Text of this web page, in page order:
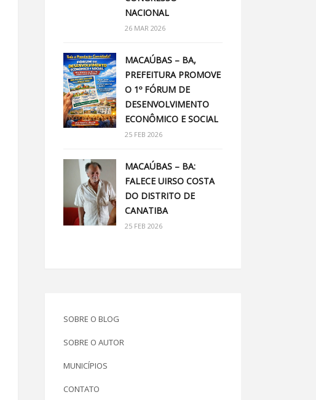
NACIONAL
26 MAR 2026
MACAÚBAS – BA,
PREFEITURA PROMOVE
O 1º FÓRUM DE
DESENVOLVIMENTO
ECONÔMICO E SOCIAL
25 FEB 2026
MACAÚBAS – BA:
FALECE UIRSO COSTA
DO DISTRITO DE
CANATIBA
25 FEB 2026
SOBRE O BLOG
SOBRE O AUTOR
MUNICÍPIOS
CONTATO